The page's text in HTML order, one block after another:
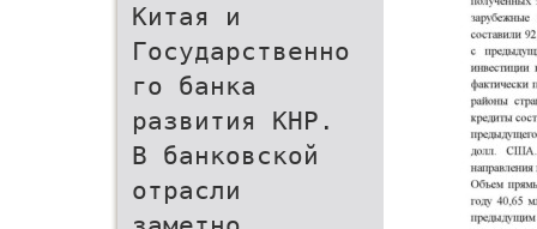
Китая и
Государственно
го банка
развития КНР.
В банковской
отрасли